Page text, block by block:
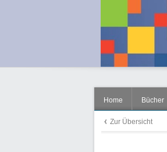
Home Bücher
Zur Übersicht